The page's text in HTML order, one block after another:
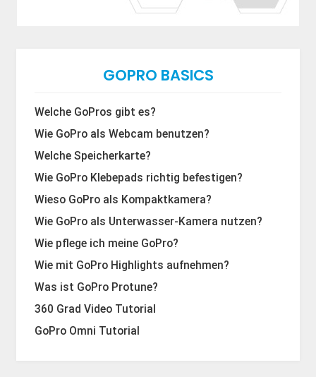
GOPRO BASICS
Welche GoPros gibt es?
Wie GoPro als Webcam benutzen?
Welche Speicherkarte?
Wie GoPro Klebepads richtig befestigen?
Wieso GoPro als Kompaktkamera?
Wie GoPro als Unterwasser-Kamera nutzen?
Wie pflege ich meine GoPro?
Wie mit GoPro Highlights aufnehmen?
Was ist GoPro Protune?
360 Grad Video Tutorial
GoPro Omni Tutorial